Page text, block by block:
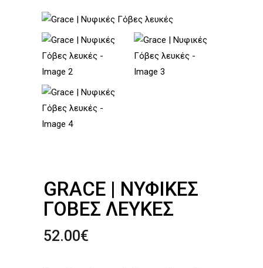
GRACE | ΝΥΦΙΚΈΣ
ΓΌΒΕΣ ΛΕΥΚΈΣ
52.00€